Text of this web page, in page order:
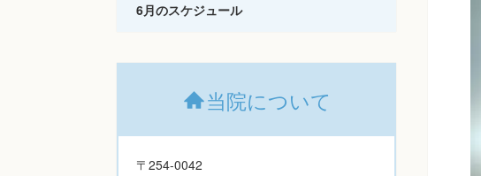
6月のスケジュール
当院について
〒254-0042